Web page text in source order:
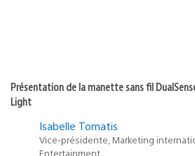
Présentation de la manette sans fil
Light
Isabelle Tomatis
Vice-présidente, Marketing
Entertainment